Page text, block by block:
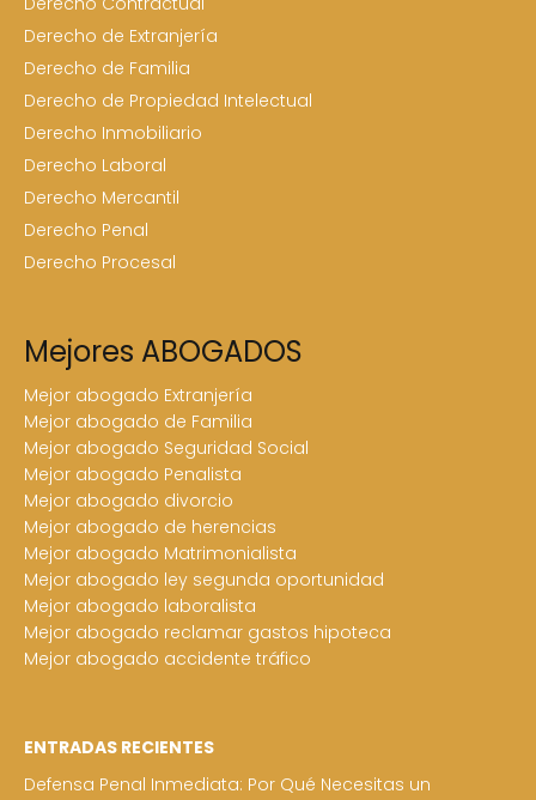
Derecho de Extranjería
Derecho de Familia
Derecho de Propiedad Intelectual
Derecho Inmobiliario
Derecho Laboral
Derecho Mercantil
Derecho Penal
Derecho Procesal
Mejores ABOGADOS
Mejor abogado Extranjería
Mejor abogado de Familia
Mejor abogado Seguridad Social
Mejor abogado Penalista
Mejor abogado divorcio
Mejor abogado de herencias
Mejor abogado Matrimonialista
Mejor abogado ley segunda oportunidad
Mejor abogado laboralista
Mejor abogado reclamar gastos hipoteca
Mejor abogado accidente tráfico
ENTRADAS RECIENTES
Defensa Penal Inmediata: Por Qué Necesitas un